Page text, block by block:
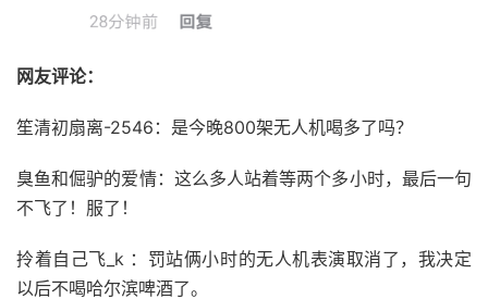
网友评论：
笙清初扇离-2546：是今晚800架无人机喝多了吗？
臭鱼和倔驴的爱情：这么多人站着等两个多小时，最后一句
不飞了！服了！
拎着自己飞_k ：罚站俩小时的无人机表演取消了，我决定
以后不喝哈尔滨啤酒了。